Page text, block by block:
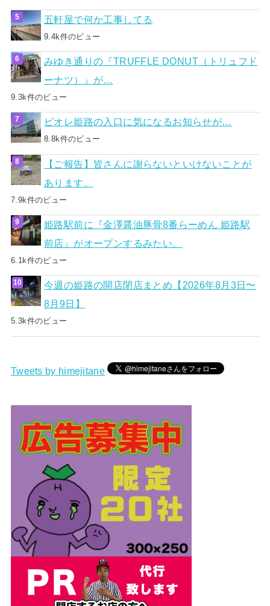
五軒屋で何か工事してる
9.4k件のビュー
みゆき通りの『TRUFFLE DONUT（トリュフド
ーナツ）』が…
9.3k件のビュー
ピオレ姫路の入口に気になるお知らせが…
8.8k件のビュー
【ご報告】皆さんに謝らないといけないことが
あります。
7.9k件のビュー
姫路駅前に『金澤醤油豚骨8番らーめん 姫路駅
前店』がオープンするみたい。
6.1k件のビュー
今週の姫路の開店閉店まとめ【2026年8月3日〜
8月9日】
5.3k件のビュー
Tweets by himejitane